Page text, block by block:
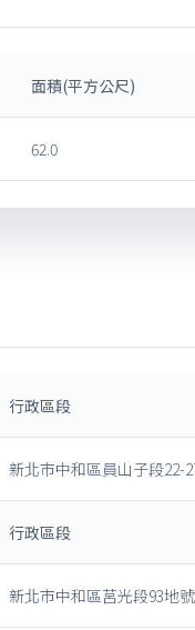
面積(平方公尺)
62.0
行政區段
新北市中和區員山子段22-
行政區段
新北市中和區莒光段93地號